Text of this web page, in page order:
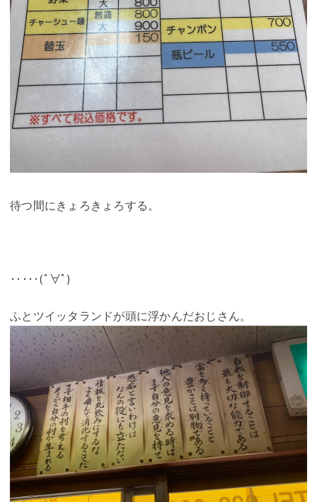
待つ間にきょろきょろする。
･････(ﾟ∀ﾟ)
ふとツイッタランドが頭に浮かんだおじさん。